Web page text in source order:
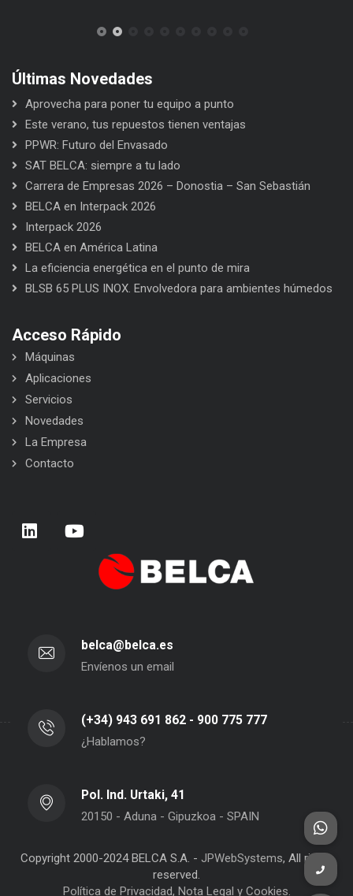
Últimas Novedades
Aprovecha para poner tu equipo a punto
Este verano, tus repuestos tienen ventajas
PPWR: Futuro del Envasado
SAT BELCA: siempre a tu lado
Carrera de Empresas 2026 – Donostia – San Sebastián
BELCA en Interpack 2026
Interpack 2026
BELCA en América Latina
La eficiencia energética en el punto de mira
BLSB 65 PLUS INOX. Envolvedora para ambientes húmedos
Acceso Rápido
Máquinas
Aplicaciones
Servicios
Novedades
La Empresa
Contacto
belca@belca.es
Envíenos un email
(+34) 943 691 862 - 900 775 777
¿Hablamos?
Pol. Ind. Urtaki, 41
20150 - Aduna - Gipuzkoa - SPAIN
Copyright 2000-2024 BELCA S.A. - JPWebSystems, All rights
reserved.
Política de Privacidad, Nota Legal y Cookies.